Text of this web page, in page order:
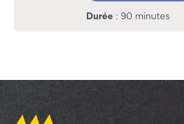
Durée : 90 minutes